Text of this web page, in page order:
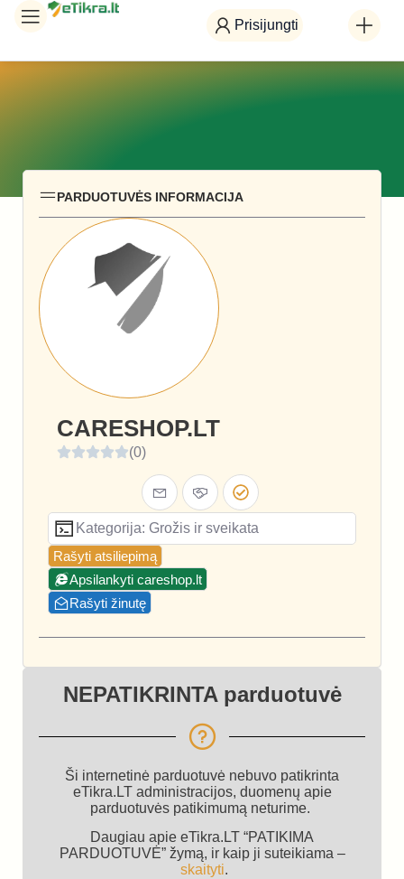
Prisijungti
PARDUOTUVĖS INFORMACIJA
CARESHOP.LT
(0)
Kategorija: Grožis ir sveikata
Rašyti atsiliepimą
Apsilankyti careshop.lt
Rašyti žinutę
NEPATIKRINTA parduotuvė
Ši internetinė parduotuvė nebuvo patikrinta
eTikra.LT administracijos, duomenų apie
parduotuvės patikimumą neturime.
Daugiau apie eTikra.LT “PATIKIMA
PARDUOTUVĖ” žymą, ir kaip ji suteikiama –
skaityti.